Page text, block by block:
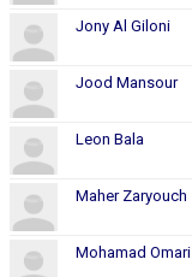
Jony Al Giloni
Jood Mansour
Leon Bala
Maher Zaryouch
Mohamad Omari